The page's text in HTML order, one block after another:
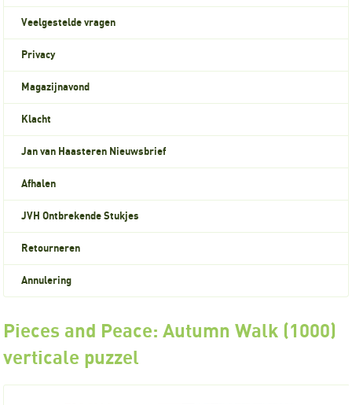
Veelgestelde vragen
Privacy
Magazijnavond
Klacht
Jan van Haasteren Nieuwsbrief
Afhalen
JVH Ontbrekende Stukjes
Retourneren
Annulering
Pieces and Peace: Autumn Walk (1000)
verticale puzzel